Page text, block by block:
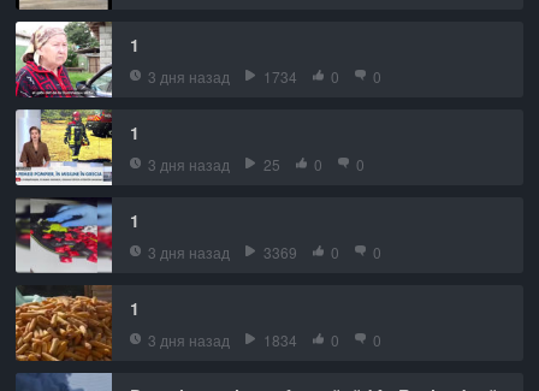
1
3 дня назад 1734 0 0
1
3 дня назад 25 0 0
1
3 дня назад 3369 0 0
1
3 дня назад 1834 0 0